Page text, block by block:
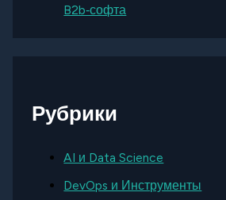
B2b‑софта
Рубрики
AI и Data Science
DevOps и Инструменты